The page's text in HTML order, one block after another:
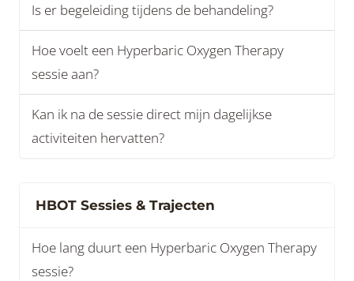
Is er begeleiding tijdens de behandeling?
Hoe voelt een Hyperbaric Oxygen Therapy
sessie aan?
Kan ik na de sessie direct mijn dagelijkse
activiteiten hervatten?
HBOT Sessies & Trajecten
Hoe lang duurt een Hyperbaric Oxygen Therapy
sessie?